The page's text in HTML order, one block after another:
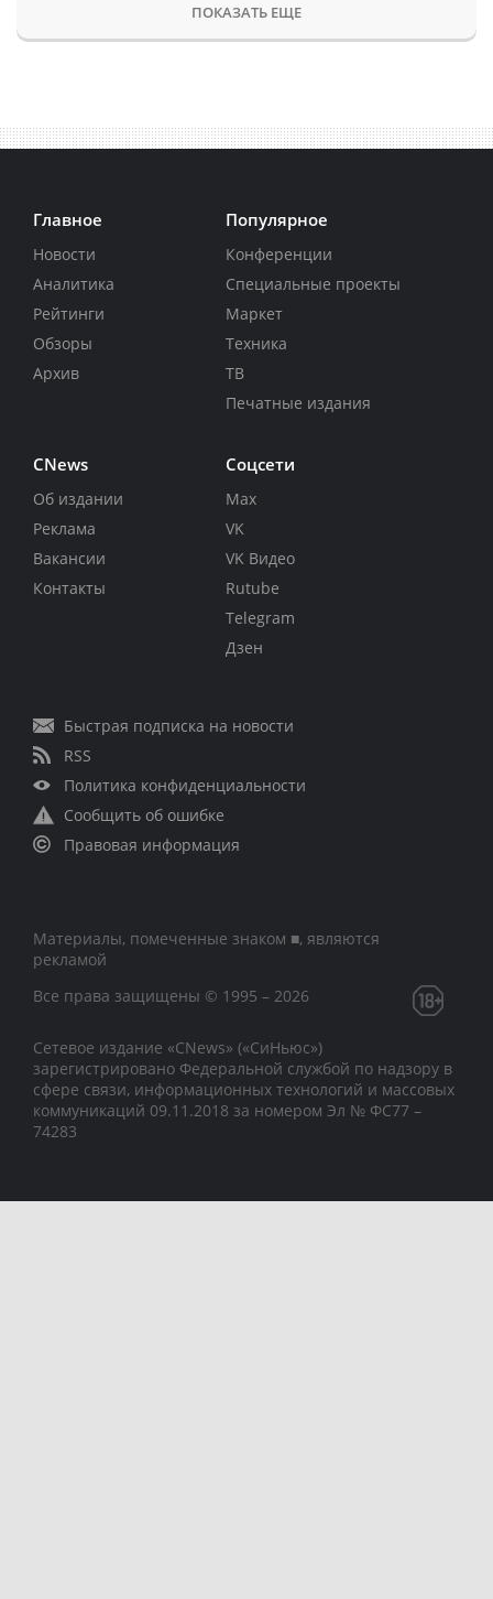
ПОКАЗАТЬ ЕЩЕ
Главное
Новости
Аналитика
Рейтинги
Обзоры
Архив
Популярное
Конференции
Специальные проекты
Маркет
Техника
ТВ
Печатные издания
CNews
Об издании
Реклама
Вакансии
Контакты
Соцсети
Max
VK
VK Видео
Rutube
Telegram
Дзен
Быстрая подписка на новости
RSS
Политика конфиденциальности
Сообщить об ошибке
Правовая информация
Материалы, помеченные знаком ■, являются
рекламой
Все права защищены © 1995 – 2026
Сетевое издание «CNews» («СиНьюс»)
зарегистрировано Федеральной службой по надзору в
сфере связи, информационных технологий и массовых
коммуникаций 09.11.2018 за номером Эл № ФС77 –
74283